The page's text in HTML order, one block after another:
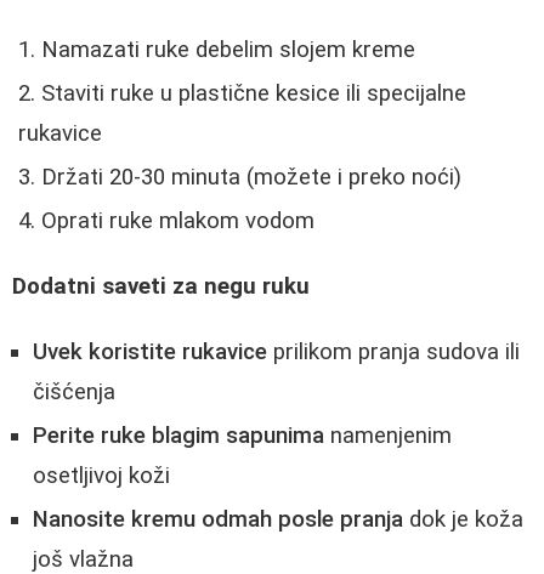
Namazati ruke debelim slojem kreme
Staviti ruke u plastične kesice ili specijalne
rukavice
Držati 20-30 minuta (možete i preko noći)
Oprati ruke mlakom vodom
Dodatni saveti za negu ruku
Uvek koristite rukavice prilikom pranja sudova ili
čišćenja
Perite ruke blagim sapunima namenjenim
osetljivoj koži
Nanosite kremu odmah posle pranja dok je koža
još vlažna